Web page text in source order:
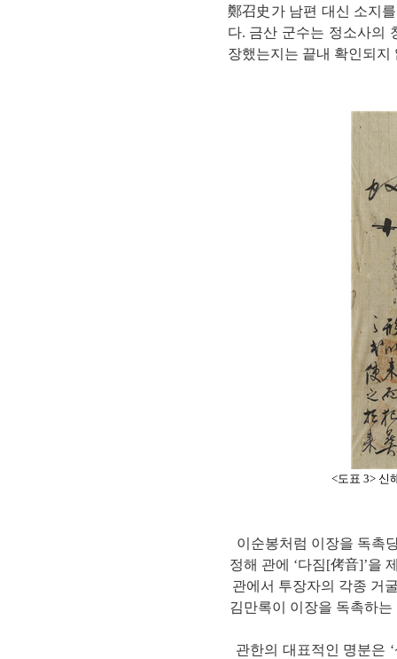
鄭召史가 남편 대신 소지
다. 금산 군수는 정소사의
장했는지는 끝내 확인되지
<도표 3> 신
이순봉처럼 이장을 독촉
정해 관에 ‘다짐[侤音]’을
관에서 투장자의 각종 거
김만록이 이장을 독촉하
관한의 대표적인 명분은